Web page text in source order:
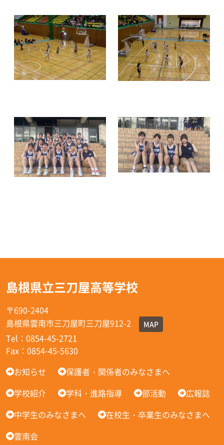
島根県立三刀屋高等学校
〒690-2404
島根県雲南市三刀屋町三刀屋912-2
MAP
Tel：0854-45-2721
Fax：0854-45-5630
お知らせ
保護者・関係者のみなさまへ
学校紹介
学科・進路指導 部活動
広報誌
中学生のみなさまへ
在校生・卒業生のみなさまへ
雲南会